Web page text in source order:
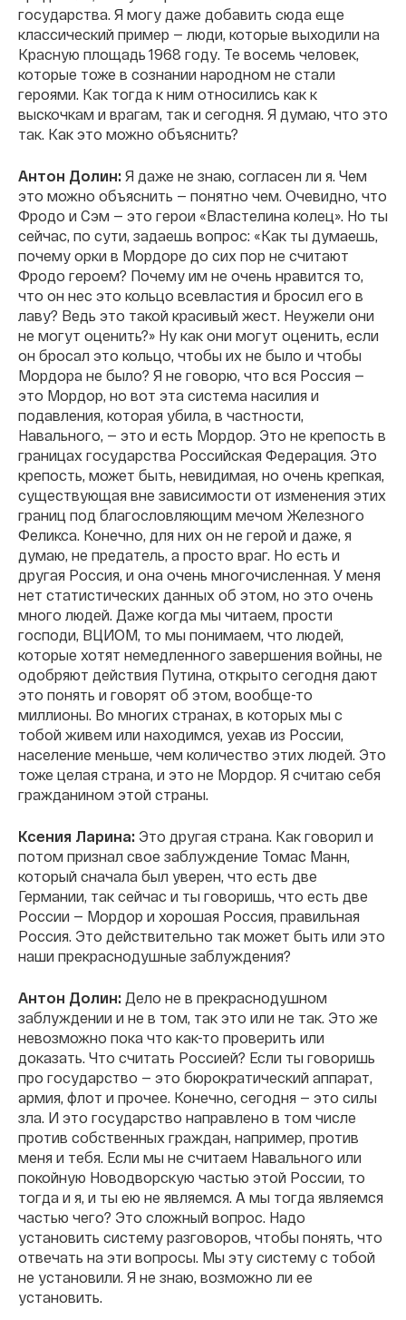
государства. Я могу даже добавить сюда еще
классический пример — люди, которые выходили на
Красную площадь 1968 году. Те восемь человек,
которые тоже в сознании народном не стали
героями. Как тогда к ним относились как к
выскочкам и врагам, так и сегодня. Я думаю, что это
так. Как это можно объяснить?
Антон Долин: Я даже не знаю, согласен ли я. Чем
это можно объяснить — понятно чем. Очевидно, что
Фродо и Сэм — это герои «Властелина колец». Но ты
сейчас, по сути, задаешь вопрос: «Как ты думаешь,
почему орки в Мордоре до сих пор не считают
Фродо героем? Почему им не очень нравится то,
что он нес это кольцо всевластия и бросил его в
лаву? Ведь это такой красивый жест. Неужели они
не могут оценить?» Ну как они могут оценить, если
он бросал это кольцо, чтобы их не было и чтобы
Мордора не было? Я не говорю, что вся Россия —
это Мордор, но вот эта система насилия и
подавления, которая убила, в частности,
Навального, — это и есть Мордор. Это не крепость в
границах государства Российская Федерация. Это
крепость, может быть, невидимая, но очень крепкая,
существующая вне зависимости от изменения этих
границ под благословляющим мечом Железного
Феликса. Конечно, для них он не герой и даже, я
думаю, не предатель, а просто враг. Но есть и
другая Россия, и она очень многочисленная. У меня
нет статистических данных об этом, но это очень
много людей. Даже когда мы читаем, прости
господи, ВЦИОМ, то мы понимаем, что людей,
которые хотят немедленного завершения войны, не
одобряют действия Путина, открыто сегодня дают
это понять и говорят об этом, вообще-то
миллионы. Во многих странах, в которых мы с
тобой живем или находимся, уехав из России,
население меньше, чем количество этих людей. Это
тоже целая страна, и это не Мордор. Я считаю себя
гражданином этой страны.
Ксения Ларина: Это другая страна. Как говорил и
потом признал свое заблуждение Томас Манн,
который сначала был уверен, что есть две
Германии, так сейчас и ты говоришь, что есть две
России — Мордор и хорошая Россия, правильная
Россия. Это действительно так может быть или это
наши прекраснодушные заблуждения?
Антон Долин: Дело не в прекраснодушном
заблуждении и не в том, так это или не так. Это же
невозможно пока что как-то проверить или
доказать. Что считать Россией? Если ты говоришь
про государство — это бюрократический аппарат,
армия, флот и прочее. Конечно, сегодня — это силы
зла. И это государство направлено в том числе
против собственных граждан, например, против
меня и тебя. Если мы не считаем Навального или
покойную Новодворскую частью этой России, то
тогда и я, и ты ею не являемся. А мы тогда являемся
частью чего? Это сложный вопрос. Надо
установить систему разговоров, чтобы понять, что
отвечать на эти вопросы. Мы эту систему с тобой
не установили. Я не знаю, возможно ли ее
установить.